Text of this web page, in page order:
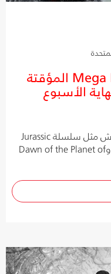
OSN تطلق قناة Mega Monsters المؤقتة
الأسبوع
OSN تقدّم أفلاماً مليئة بالإثارة والوحوش مثل سلسلة Jurassic
Park الشهيرة، وIndependence Day، وDawn of the Planet of